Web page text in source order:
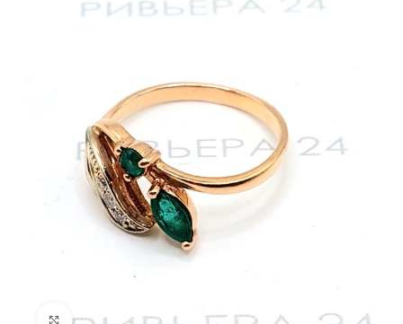
Нажмите, чтобы увеличить